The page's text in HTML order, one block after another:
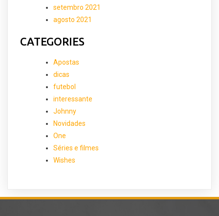
setembro 2021
agosto 2021
CATEGORIES
Apostas
dicas
futebol
interessante
Johnny
Novidades
One
Séries e filmes
Wishes